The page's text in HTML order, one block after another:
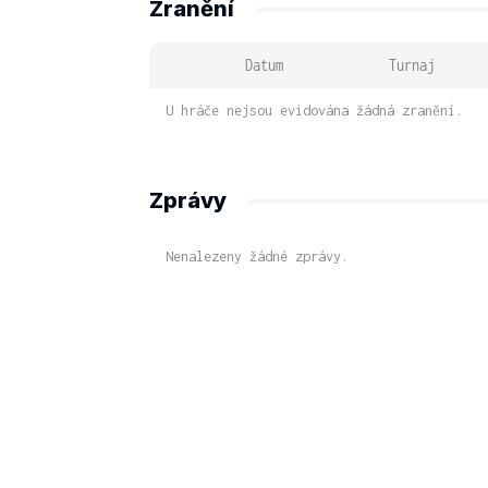
Zranění
Datum Turnaj
U hráče nejsou evidována žádná zranění.
Zprávy
Nenalezeny žádné zprávy.